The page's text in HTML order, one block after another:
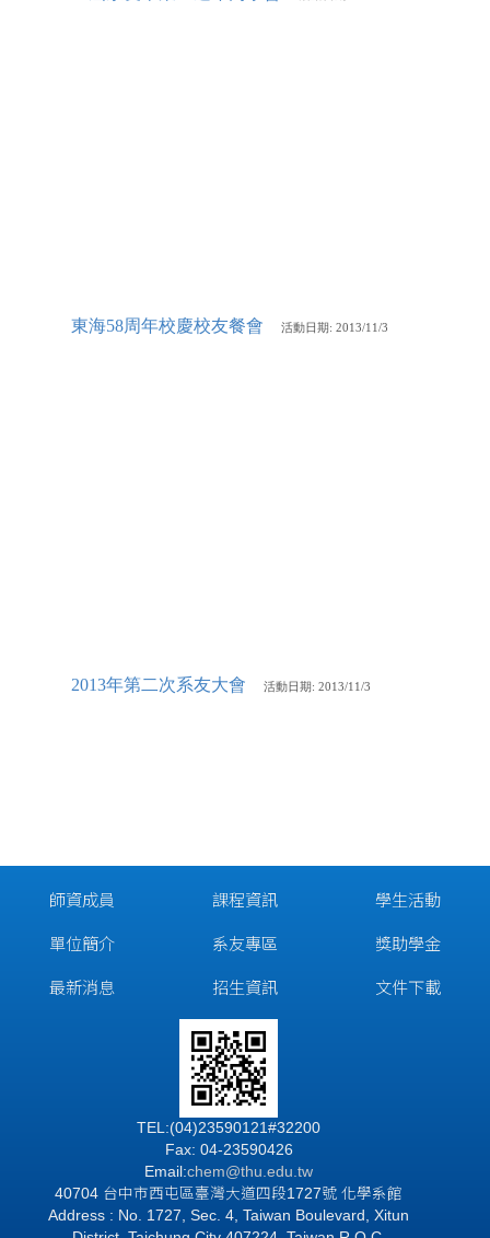
東海58周年校慶校友餐會 活動日期: 2013/11/3
2013年第二次系友大會 活動日期: 2013/11/3
師資成員
單位簡介
最新消息
課程資訊
系友專區
招生資訊
學生活動
獎助學金
文件下載
TEL:(04)23590121#32200
Fax: 04-23590426
Email:chem@thu.edu.tw
40704 台中市西屯區臺灣大道四段1727號 化學系館
Address : No. 1727, Sec. 4, Taiwan Boulevard, Xitun